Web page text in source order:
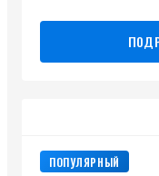
ПОПУЛЯРНЫЙ